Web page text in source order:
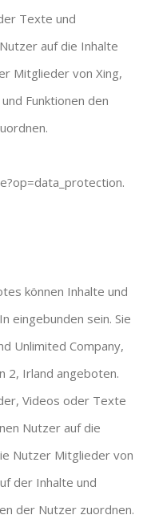
Texte und
auf die Inhalte
Mitglieder von Xing,
Funktionen den
können Inhalte und
eingebunden sein. Sie
Unlimited Company,
2, Irland angeboten.
Videos oder Texte
Nutzer auf die
Nutzer Mitglieder von
der Inhalte und
der Nutzer zuordnen.